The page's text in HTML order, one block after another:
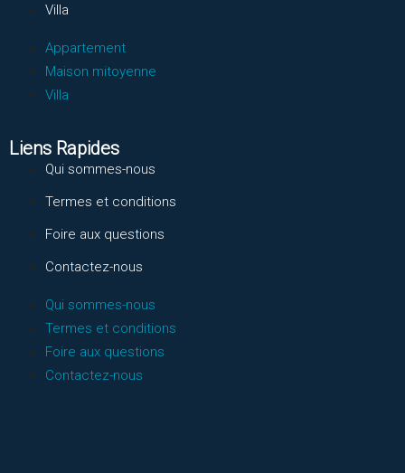
Villa
Appartement
Maison mitoyenne
Villa
Liens Rapides
Qui sommes-nous
Termes et conditions
Foire aux questions
Contactez-nous
Qui sommes-nous
Termes et conditions
Foire aux questions
Contactez-nous